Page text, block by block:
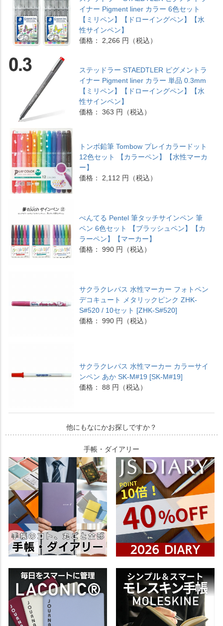
イナー Pigment liner カラー 6色セット
【ミリペン】【ドローイングペン】【水
性サインペン】
価格： 2,266 円（税込）
ステッドラー STAEDTLER ピグメントラ
イナー Pigment liner カラー 単品 0.3mm
【ミリペン】【ドローイングペン】【水
性サインペン】
価格： 363 円（税込）
トンボ鉛筆 Tombow プレイカラードット
12色セット 【カラーペン】【水性マーカ
ー】
価格： 2,112 円（税込）
ぺんてる Pentel 筆タッチサインペン 筆
ペン 6色セット 【ブラッシュペン】【カ
ラーペン】【マーカー】
価格： 990 円（税込）
サクラクレパス 水性マーカー フォトペン
デコキュート メタリックピンク ZHK-
S#520 / 10セット [ZHK-S#520]
価格： 990 円（税込）
サクラクレパス 水性マーカー カラーサイ
ンペン あか SK-M#19 [SK-M#19]
価格： 88 円（税込）
他にもなにかお探しですか？
手帳・ダイアリー